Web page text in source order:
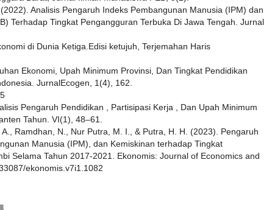
Analisis Pengaruh Indeks Pembangunan Manusia (IPM) dan
Terhadap Tingkat Pengangguran Terbuka Di Jawa Tengah. Jurnal
di Dunia Ketiga.Edisi ketujuh, Terjemahan Haris
Ekonomi, Upah Minimum Provinsi, Dan Tingkat Pendidikan
JurnalEcogen, 1(4), 162.
Pengaruh Pendidikan , Partisipasi Kerja , Dan Upah Minimum
Tahun. VI(1), 48–61.
Ramdhan, N., Nur Putra, M. I., & Putra, H. H. (2023). Pengaruh
Manusia (IPM), dan Kemiskinan terhadap Tingkat
Selama Tahun 2017-2021. Ekonomis: Journal of Economics and
ekonomis.v7i1.1082